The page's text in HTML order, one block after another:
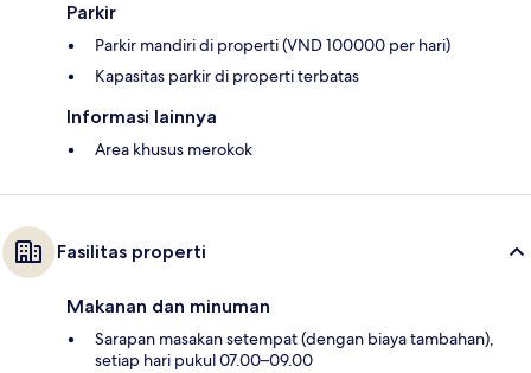
Parkir
Parkir mandiri di properti (VND 100000 per hari)
Kapasitas parkir di properti terbatas
Informasi lainnya
Area khusus merokok
Fasilitas properti
Makanan dan minuman
Sarapan masakan setempat (dengan biaya tambahan),
setiap hari pukul 07.00–09.00